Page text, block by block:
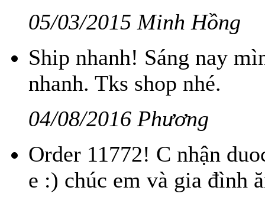
05/03/2015 Minh Hồng
Ship nhanh! Sáng nay
nhanh. Tks shop nhé.
04/08/2016 Phương
Order 11772! C nhận
e :) chúc em và gia đình